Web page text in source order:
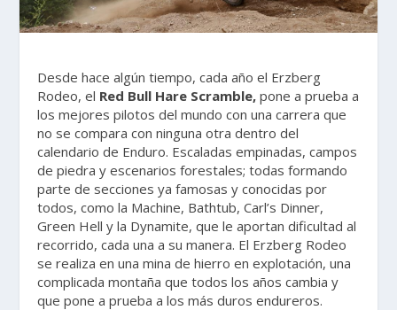
Desde hace algún tiempo, cada año el Erzberg
Rodeo, el Red Bull Hare Scramble, pone a prueba a
los mejores pilotos del mundo con una carrera que
no se compara con ninguna otra dentro del
calendario de Enduro. Escaladas empinadas, campos
de piedra y escenarios forestales; todas formando
parte de secciones ya famosas y conocidas por
todos, como la Machine, Bathtub, Carl’s Dinner,
Green Hell y la Dynamite, que le aportan dificultad al
recorrido, cada una a su manera. El Erzberg Rodeo
se realiza en una mina de hierro en explotación, una
complicada montaña que todos los años cambia y
que pone a prueba a los más duros endureros.